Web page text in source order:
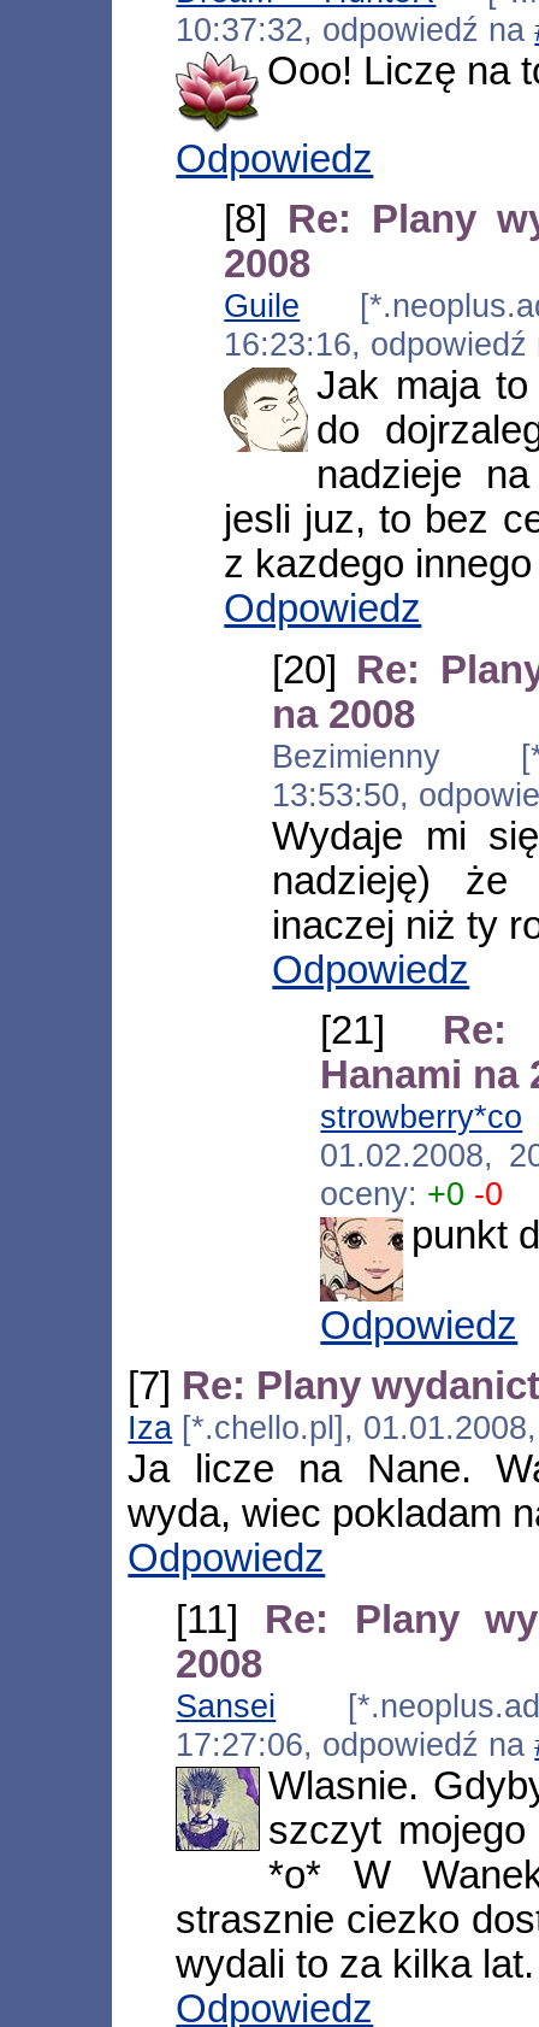
10:37:32, odpowiedź na
Ooo! Liczę na
Odpowiedz
[8] Re: Plany
2008
Guile
16:23:16,
Jak maja
do
nadzieje
jesli juz, to bez
z kazdego
Odpowiedz
[20] Re:
na 2008
Bezimienny
13:53:50,
Wydaje mi
nadzieję) że
inaczej niż ty
Odpowiedz
[21] Re:
Hanami na
strowberry*co
01.02.2008,
oceny: +0 -0
punkt
Odpowiedz
[7] Re: Plany
Iza [*.chello.pl],
Ja licze na Nane.
wyda, wiec pokladam
Odpowiedz
[11] Re: Plany
2008
Sansei
17:27:06, odpowiedź na
Wlasnie.
szczyt
*o* W
strasznie ciezko
wydali to za kilka
Odpowiedz